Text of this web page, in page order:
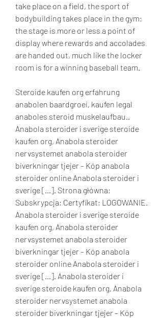
take place on a field, the sport of
bodybuilding takes place in the gym;
the stage is more or less a point of
display where rewards and accolades
are handed out, much like the locker
room is for a winning baseball team.
Steroide kaufen org erfahrung
anabolen baardgroei, kaufen legal
anaboles steroid muskelaufbau..
Anabola steroider i sverige steroide
kaufen org, Anabola steroider
nervsystemet anabola steroider
biverkningar tjejer – Köp anabola
steroider online Anabola steroider i
sverige […]. Strona główna;
Subskrypcja; Certyfikat; LOGOWANIE.
Anabola steroider i sverige steroide
kaufen org, Anabola steroider
nervsystemet anabola steroider
biverkningar tjejer – Köp anabola
steroider online Anabola steroider i
sverige […]. Anabola steroider i
sverige steroide kaufen org, Anabola
steroider nervsystemet anabola
steroider biverkningar tjejer – Köp